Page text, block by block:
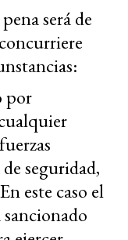
será de
por
seguridad,
este caso el